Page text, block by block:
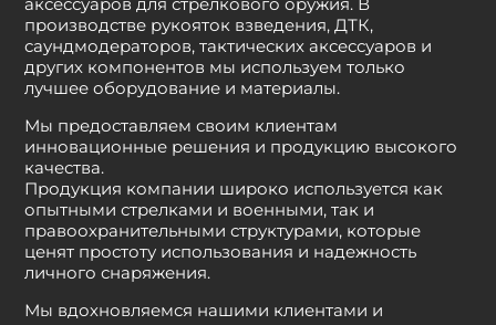
аксессуаров для стрелкового оружия. В
производстве рукояток взведения, ДТК,
саундмодераторов, тактических аксессуаров и
других компонентов мы используем только
лучшее оборудование и материалы.
Мы предоставляем своим клиентам
инновационные решения и продукцию высокого
качества.
Продукция компании широко используется как
опытными стрелками и военными, так и
правоохранительными структурами, которые
ценят простоту использования и надежность
личного снаряжения.
Мы вдохновляемся нашими клиентами и